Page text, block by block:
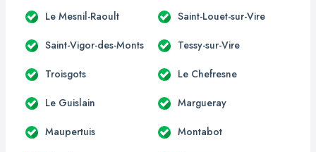
Le Mesnil-Raoult Saint-Louet-sur-Vire
Saint-Vigor-des-Monts Tessy-sur-Vire
Troisgots Le Chefresne
Le Guislain Margueray
Maupertuis Montabot